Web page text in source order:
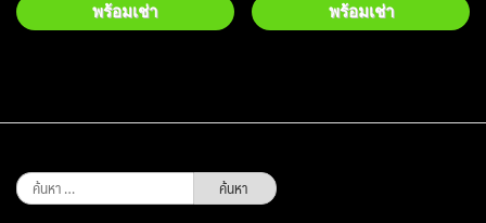
พร้อมเช่า พร้อมเช่า
ค้นหา
สำหรับ: